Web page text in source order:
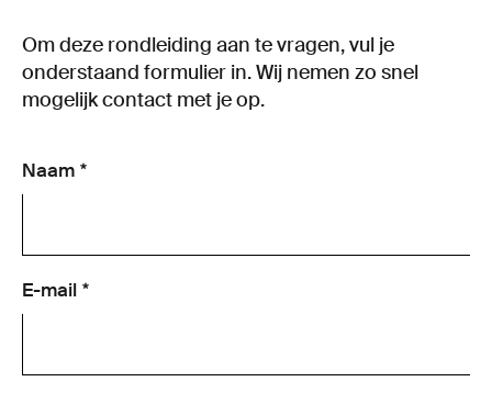
Om deze rondleiding aan te vragen, vul je
onderstaand formulier in. Wij nemen zo snel
mogelijk contact met je op.
Naam
E-mail